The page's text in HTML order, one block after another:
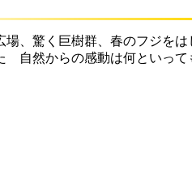
場、驚く巨樹群、春のフジを
自然からの感動は何といって